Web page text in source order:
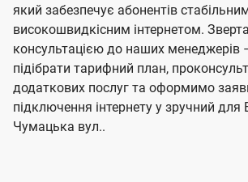
який забезпечує абонентів
високошвидкісним інтернетом.
консультацією до наших
підібрати тарифний план,
додаткових послуг та оформимо
підключення інтернету у зручний для
Чумацька вул..